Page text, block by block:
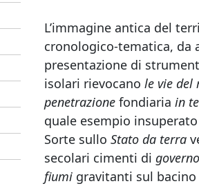
L’immagine antica del
cronologico-tematica, da
presentazione di
isolari rievocano le vie del
penetrazione fondiaria in
quale esempio
Sorte sullo Stato da terra
secolari cimenti di
fiumi gravitanti sul